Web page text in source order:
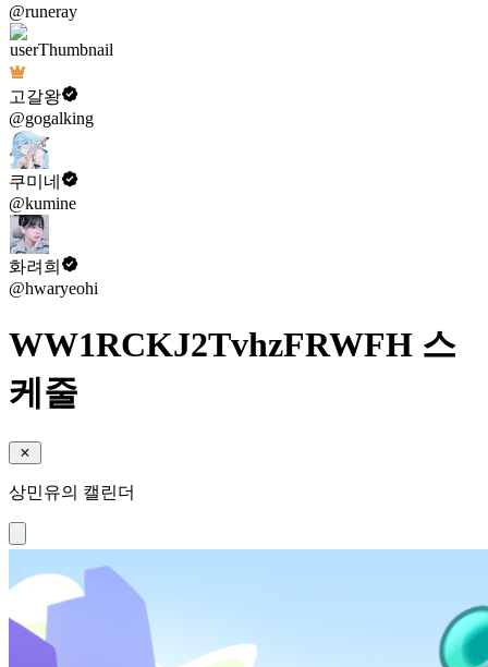
@runeray
고갈왕
@gogalking
쿠미네
@kumine
화려희
@hwaryeohi
WW1RCKJ2TvhzFRWFH 스
케줄
상민유의 캘린더